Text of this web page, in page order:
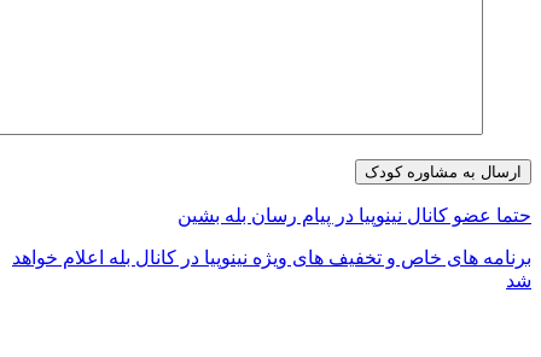
عضو کانال نینوپیا در پیام رسان بله بشین
های خاص و تخفیف های ویژه نینوپیا در کانال بله اعلام خواهد